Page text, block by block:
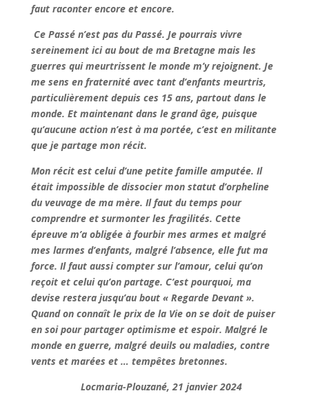
faut raconter encore et encore.
Ce Passé n’est pas du Passé. Je pourrais vivre
sereinement ici au bout de ma Bretagne mais les
guerres qui meurtrissent le monde m’y rejoignent. Je
me sens en fraternité avec tant d’enfants meurtris,
particulièrement depuis ces 15 ans, partout dans le
monde. Et maintenant dans le grand âge, puisque
qu’aucune action n’est à ma portée, c’est en militante
que je partage mon récit.
Mon récit est celui d’une petite famille amputée. Il
était impossible de dissocier mon statut d’orpheline
du veuvage de ma mère. Il faut du temps pour
comprendre et surmonter les fragilités. Cette
épreuve m’a obligée à fourbir mes armes et malgré
mes larmes d’enfants, malgré l’absence, elle fut ma
force. Il faut aussi compter sur l’amour, celui qu’on
reçoit et celui qu’on partage. C’est pourquoi, ma
devise restera jusqu’au bout « Regarde Devant ».
Quand on connaît le prix de la Vie on se doit de puiser
en soi pour partager optimisme et espoir. Malgré le
monde en guerre, malgré deuils ou maladies, contre
vents et marées et … tempêtes bretonnes.
Locmaria-Plouzané, 21 janvier 2024